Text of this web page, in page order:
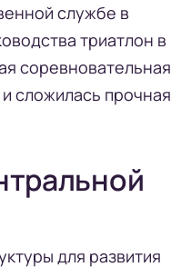
службе в
триатлон в
соревновательная
сложилась прочная
для развития